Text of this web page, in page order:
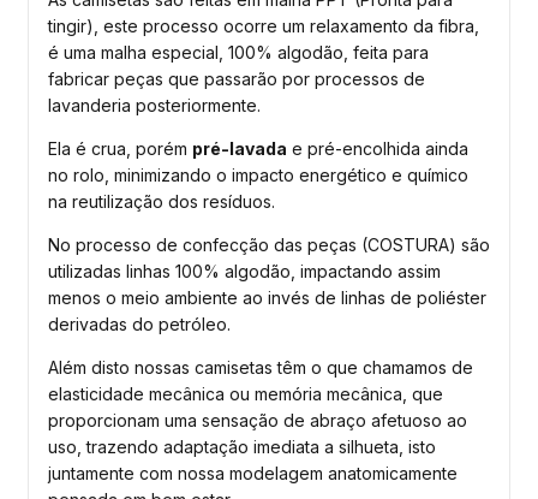
tingir), este processo ocorre um relaxamento da fibra,
é uma malha especial, 100% algodão, feita para
fabricar peças que passarão por processos de
lavanderia posteriormente.
Ela é crua, porém pré-lavada e pré-encolhida ainda
no rolo, minimizando o impacto energético e químico
na reutilização dos resíduos.
No processo de confecção das peças (COSTURA) são
utilizadas linhas 100% algodão, impactando assim
menos o meio ambiente ao invés de linhas de poliéster
derivadas do petróleo.
Além disto nossas camisetas têm o que chamamos de
elasticidade mecânica ou memória mecânica, que
proporcionam uma sensação de abraço afetuoso ao
uso, trazendo adaptação imediata a silhueta, isto
juntamente com nossa modelagem anatomicamente